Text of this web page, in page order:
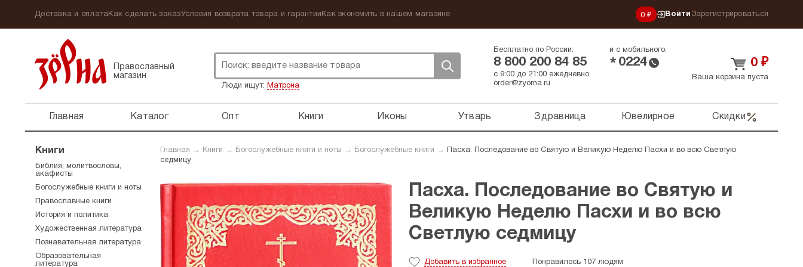
Доставка и оплатаКак сделать заказУсловия возврата товара и гарантии Как экономить в нашем магазине 0 ₽ Войти Зарегистрироваться
Православный
магазин
Люди ищут: Матрона
Бесплатно по России:
8 800 200 84 85
и с мобильного:
* 0224
с 9:00 до 21:00 ежедневно
order@zyorna.ru
0 ₽
Ваша корзина пуста
Главная Каталог Опт Книги Иконы Утварь Здравница Ювелирное Скидки
Главная → Книги → Богослужебные книги и ноты → Богослужебные книги →
Пасха. Последование во Святую и Великую Неделю Пасхи и во всю Светлую
седмицу
Пасха. Последование во Святую и
Великую Неделю Пасхи и во всю
Светлую седмицу
Добавить в избранное Понравилось 107 людям
Книги
Библия, молитвословы,
акафисты
Богослужебные книги и ноты
Православные книги
История и политика
Художественная литература
Познавательная литература
Образовательная
литература